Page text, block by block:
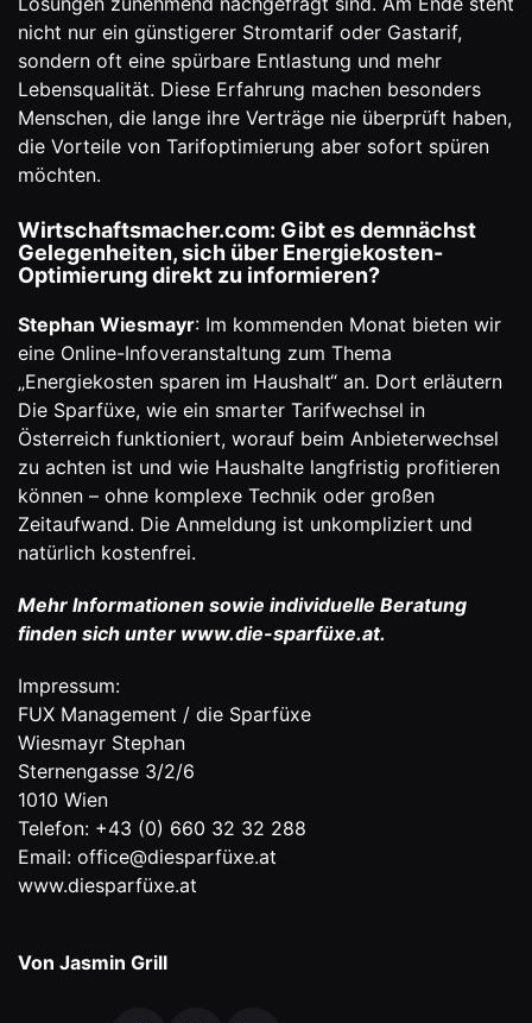
nicht nur ein günstigerer Stromtarif oder Gastarif,
sondern oft eine spürbare Entlastung und mehr
Lebensqualität. Diese Erfahrung machen besonders
Menschen, die lange ihre Verträge nie überprüft haben,
die Vorteile von Tarifoptimierung aber sofort spüren
möchten.
Wirtschaftsmacher.com: Gibt es demnächst
Gelegenheiten, sich über Energiekosten-
Optimierung direkt zu informieren?
Stephan Wiesmayr: Im kommenden Monat bieten wir
eine Online-Infoveranstaltung zum Thema
„Energiekosten sparen im Haushalt“ an. Dort erläutern
Die Sparfüxe, wie ein smarter Tarifwechsel in
Österreich funktioniert, worauf beim Anbieterwechsel
zu achten ist und wie Haushalte langfristig profitieren
können – ohne komplexe Technik oder großen
Zeitaufwand. Die Anmeldung ist unkompliziert und
natürlich kostenfrei.
Mehr Informationen sowie individuelle Beratung
finden sich unter www.die-sparfüxe.at.
Impressum:
FUX Management / die Sparfüxe
Wiesmayr Stephan
Sternengasse 3/2/6
1010 Wien
Telefon: +43 (0) 660 32 32 288
Email: office@diesparfüxe.at
www.diesparfüxe.at
Von Jasmin Grill